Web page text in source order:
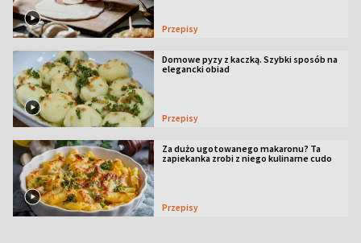
Przepisy
Domowe pyzy z kaczką. Szybki sposób na
elegancki obiad
Przepisy
Za dużo ugotowanego makaronu? Ta
zapiekanka zrobi z niego kulinarne cudo
Przepisy